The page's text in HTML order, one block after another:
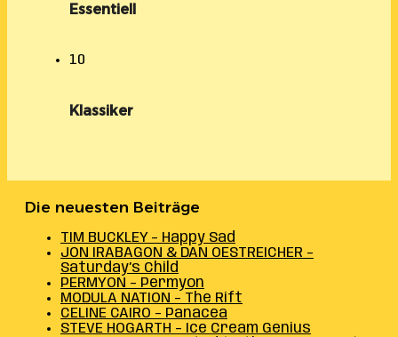
Essentiell
10
Klassiker
Die neuesten Beiträge
TIM BUCKLEY – Happy Sad
JON IRABAGON & DAN OESTREICHER –
Saturday’s Child
PERMYON – Permyon
MODULA NATION – The Rift
CELINE CAIRO – Panacea
STEVE HOGARTH – Ice Cream Genius